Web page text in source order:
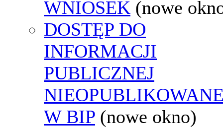
WNIOSEK (nowe
DOSTĘP DO
INFORMACJI
PUBLICZNEJ
W BIP (nowe okno)